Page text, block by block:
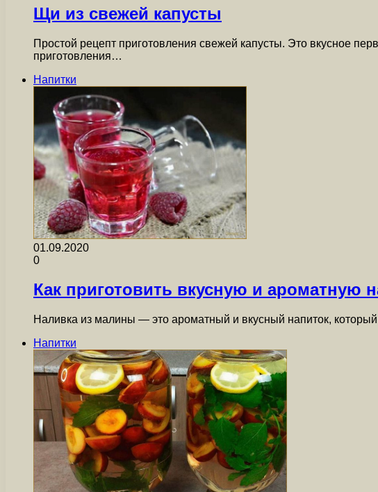
Щи из свежей капусты
Простой рецепт приготовления свежей капусты. Это вкусное
приготовления…
Напитки
01.09.2020
0
Как приготовить вкусную и ароматную
Наливка из малины — это ароматный и вкусный напиток,
Напитки